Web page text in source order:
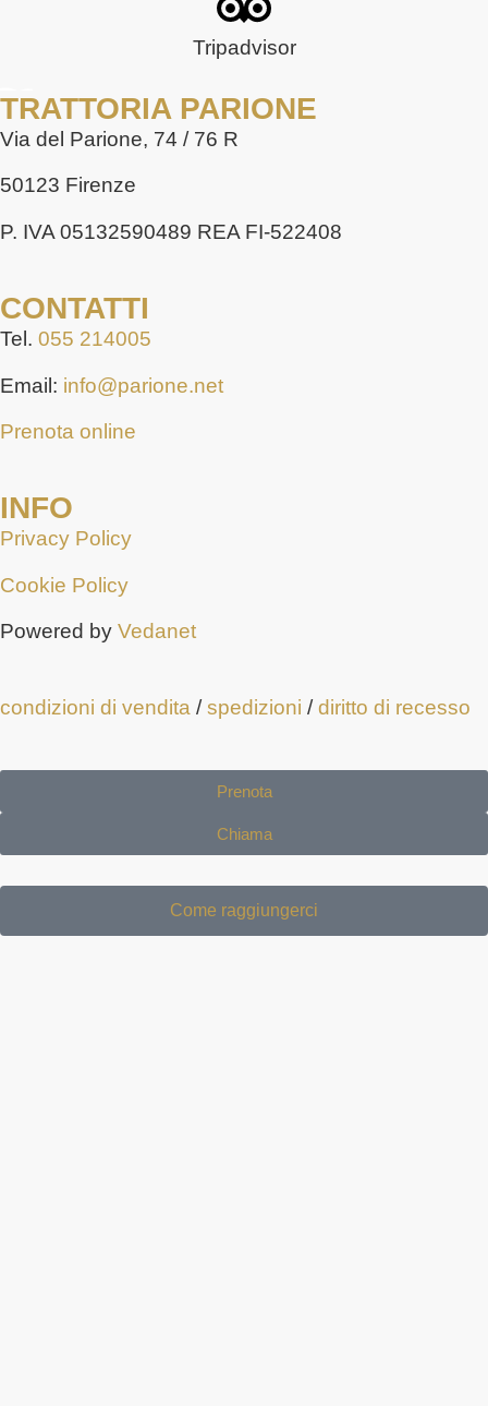
Tripadvisor
TRATTORIA PARIONE
Via del Parione, 74 / 76 R
50123 Firenze
P. IVA 05132590489 REA FI-522408
CONTATTI
Tel. 055 214005
Email: info@parione.net
Prenota online
INFO
Privacy Policy
Cookie Policy
Powered by Vedanet
condizioni di vendita /spedizioni /diritto di recesso
Prenota
Chiama
Come raggiungerci